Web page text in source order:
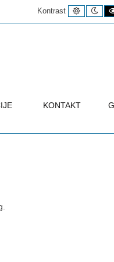
Kontrast
kontrast
KONTAKT